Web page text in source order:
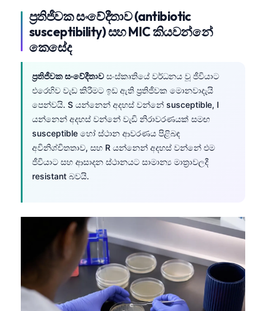
ප්‍රතිජීවක සංවේදීතාව (antibiotic
susceptibility) සහ MIC කියවන්නේ
කෙසේද
ප්‍රතිජීවක සංවේදීතාව සංස්කෘතියේ වර්ධනය වූ ජීවියාට
එරෙහිව වැඩ කිරීමට ඉඩ ඇති ප්‍රතිජීවක මොනවාදැයි
පෙන්වයි. S යන්නෙන් අදහස් වන්නේ susceptible, I
යන්නෙන් අදහස් වන්නේ වැඩි නිරාවරණයක් සමඟ
susceptible හෝ ස්ථාන ආවරණය පිළිබඳ
අවිනිශ්චිතතාව, සහ R යන්නෙන් අදහස් වන්නේ එම
ජීවියාට සහ ආසාදන ස්ථානයට සාමාන්‍ය මාත්‍රාවලදී
resistant බවයි.